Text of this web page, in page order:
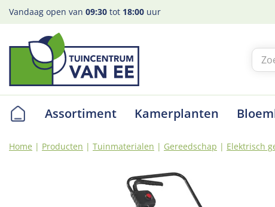
Ga
naar
Home Producten Tuinmaterialen Gereedschap Elektrisch
Vandaag open van 09:30 tot 18:00 uur
Assortiment Kamerplanten